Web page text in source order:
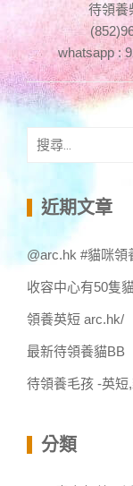
待領養
whatsapp :
搜
鍵 近期文章
@arc.hk #貓咪領
收容中心有50隻
領養英短 arc.hk/
最新待領養貓BB
待領養毛孩 -英短
分類